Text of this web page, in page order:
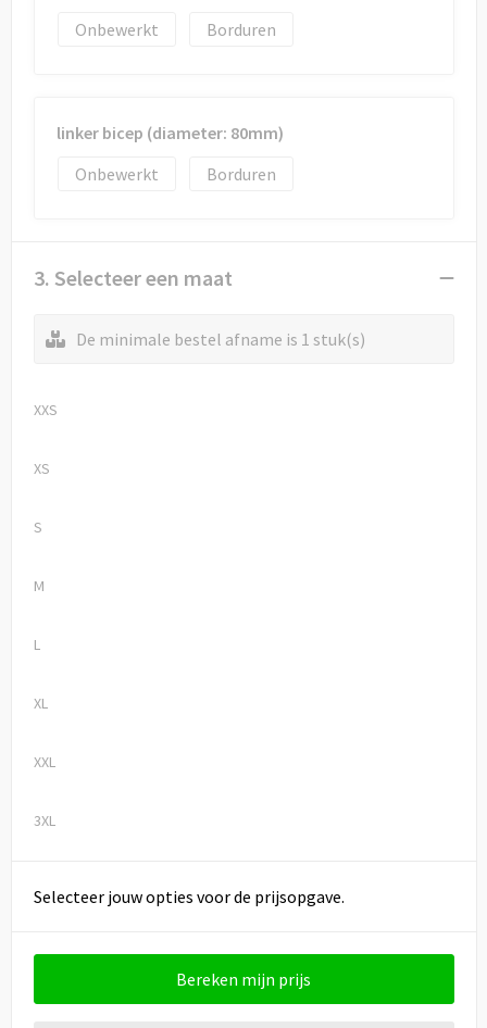
Onbewerkt
Borduren
linker bicep (diameter: 80mm)
Onbewerkt
Borduren
3. Selecteer een maat
De minimale bestel afname is 1 stuk(s)
XXS
XS
S
M
L
XL
XXL
3XL
Selecteer jouw opties voor de prijsopgave.
Bereken mijn prijs